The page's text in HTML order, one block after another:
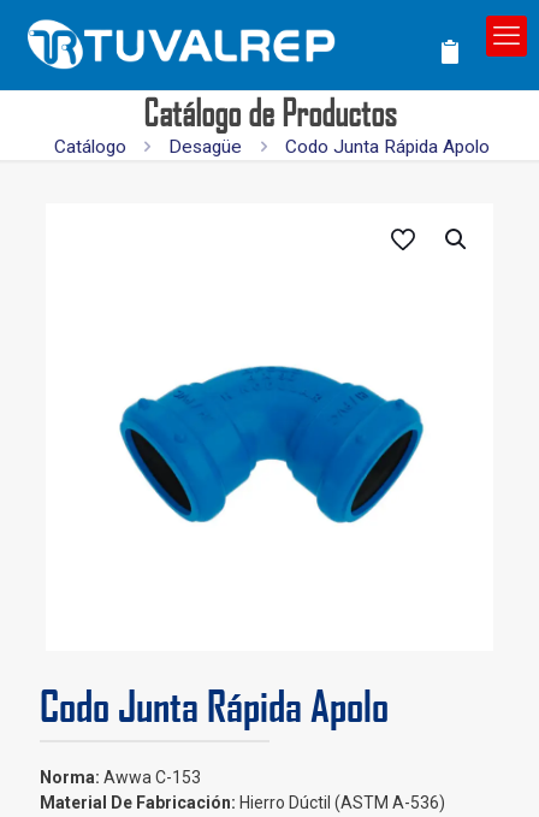
Catálogo de Productos
Catálogo Desagüe Codo Junta Rápida Apolo
Codo Junta Rápida Apolo
Norma: Awwa C-153
Material De Fabricación: Hierro Dúctil (ASTM A-536)